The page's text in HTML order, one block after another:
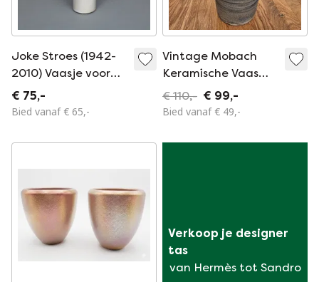
Joke Stroes (1942-
2010) Vaasje voor
Mobach, Utrecht
€ 75,-
Bied vanaf € 65,-
Vintage Mobach
Keramische Vaas
28cmx12cm
€ 110,- € 99,-
Bied vanaf € 49,-
Verkoop je designer
tas
van Hermès tot Sandro